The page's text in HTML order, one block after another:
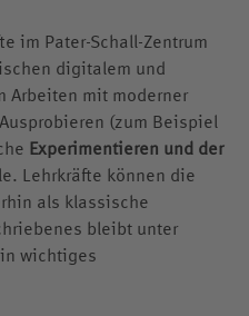
im Pater-Schall-Zentrum
digitalem und
Arbeiten mit moderner
(zum Beispiel
Experimentieren und der
Lehrkräfte können die
als klassische
bleibt unter
wichtiges